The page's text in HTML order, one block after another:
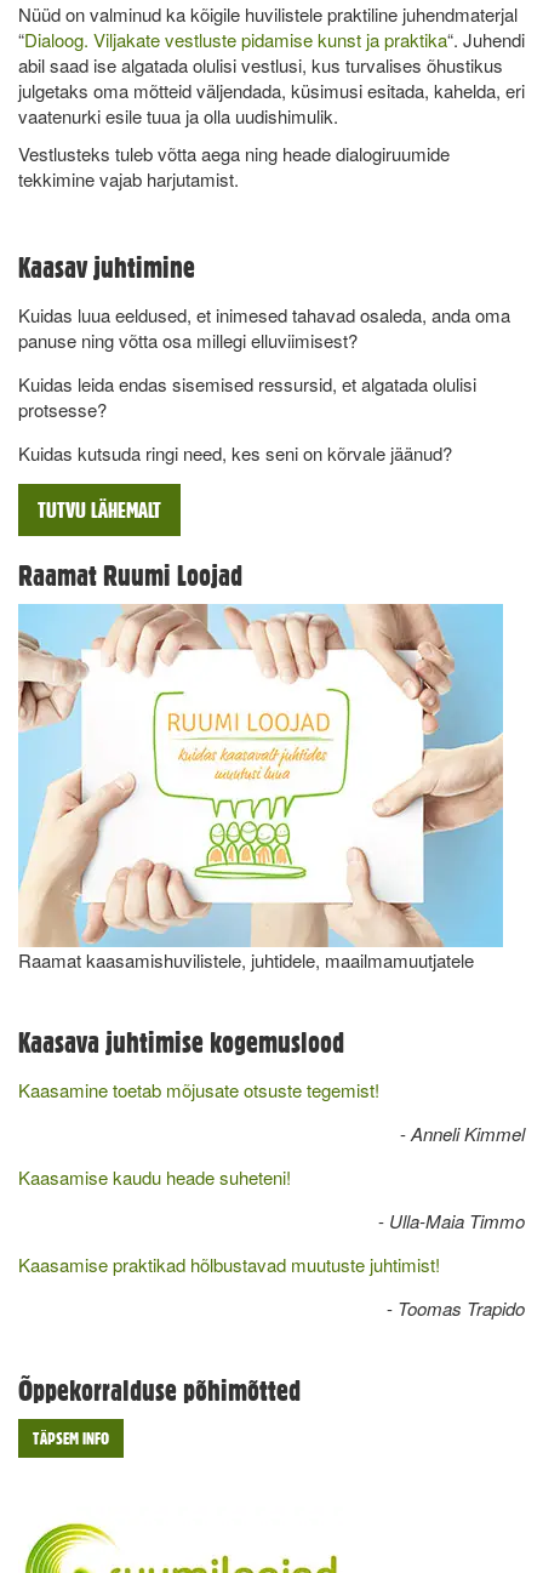
Nüüd on valminud ka kõigile huvilistele praktiline juhendmaterjal
“Dialoog. Viljakate vestluste pidamise kunst ja praktika“. Juhendi
abil saad ise algatada olulisi vestlusi, kus turvalises õhustikus
julgetaks oma mõtteid väljendada, küsimusi esitada, kahelda, eri
vaatenurki esile tuua ja olla uudishimulik.
Vestlusteks tuleb võtta aega ning heade dialogiruumide
tekkimine vajab harjutamist.
Kaasav juhtimine
Kuidas luua eeldused, et inimesed tahavad osaleda, anda oma
panuse ning võtta osa millegi elluviimisest?
Kuidas leida endas sisemised ressursid, et algatada olulisi
protsesse?
Kuidas kutsuda ringi need, kes seni on kõrvale jäänud?
TUTVU LÄHEMALT
Raamat Ruumi Loojad
Raamat kaasamishuvilistele, juhtidele, maailmamuutjatele
Kaasava juhtimise kogemuslood
Kaasamine toetab mõjusate otsuste tegemist!
-Anneli Kimmel
Kaasamise kaudu heade suheteni!
- Ulla-Maia Timmo
Kaasamise praktikad hõlbustavad muutuste juhtimist!
- Toomas Trapido
Õppekorralduse põhimõtted
TÄPSEM INFO